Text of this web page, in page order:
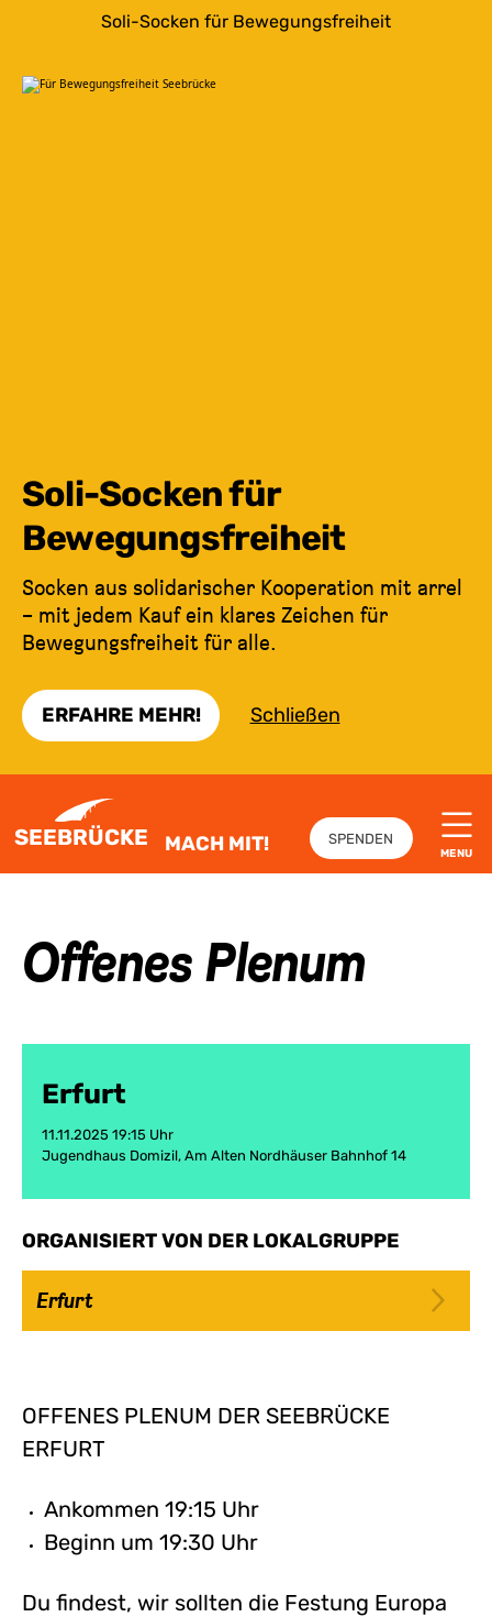
Soli-Socken für Bewegungsfreiheit
Soli-Socken für
Bewegungsfreiheit
Socken aus solidarischer Kooperation mit arrel
– mit jedem Kauf ein klares Zeichen für
Bewegungsfreiheit für alle.
ERFAHRE MEHR! Schließen
SEEBRÜCKE MACH MIT! SPENDEN
MENU
Offenes Plenum
Erfurt
11.11.2025 19:15 Uhr
Jugendhaus Domizil, Am Alten Nordhäuser Bahnhof 14
ORGANISIERT VON DER LOKALGRUPPE
Erfurt
OFFENES PLENUM DER SEEBRÜCKE
ERFURT️‍
Ankommen 19:15 Uhr
Beginn um 19:30 Uhr
Du findest, wir sollten die Festung Europa